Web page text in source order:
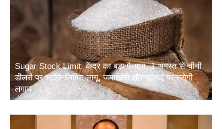
Sugar Stock Limit: केंद्र का बड़ा फैसला, 1 अगस्त से चीनी
डीलरों पर स्टॉक लिमिट लागू, जमाखोरी और महंगाई पर लगेगी
लगाम